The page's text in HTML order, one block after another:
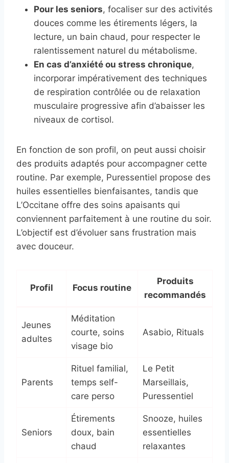
Pour les seniors, focaliser sur des activités
douces comme les étirements légers, la
lecture, un bain chaud, pour respecter le
ralentissement naturel du métabolisme.
En cas d’anxiété ou stress chronique,
incorporar impérativement des techniques
de respiration contrôlée ou de relaxation
musculaire progressive afin d’abaisser les
niveaux de cortisol.
En fonction de son profil, on peut aussi choisir
des produits adaptés pour accompagner cette
routine. Par exemple, Puressentiel propose des
huiles essentielles bienfaisantes, tandis que
L’Occitane offre des soins apaisants qui
conviennent parfaitement à une routine du soir.
L’objectif est d’évoluer sans frustration mais
avec douceur.
Profil Focus routine
Produits
recommandés
Jeunes
adultes
Méditation
courte, soins
visage bio
Asabio, Rituals
Parents
Rituel familial,
temps self-
care perso
Le Petit
Marseillais,
Puressentiel
Seniors
Étirements
doux, bain
chaud
Snooze, huiles
essentielles
relaxantes